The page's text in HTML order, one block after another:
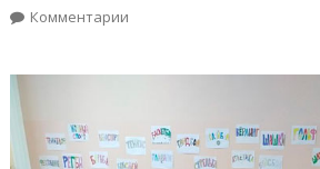
Комментарииon